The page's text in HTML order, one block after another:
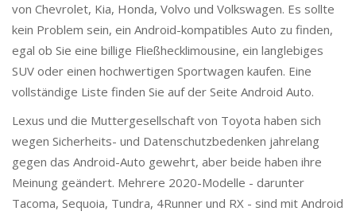
von Chevrolet, Kia, Honda, Volvo und Volkswagen. Es sollte
kein Problem sein, ein Android-kompatibles Auto zu finden,
egal ob Sie eine billige Fließhecklimousine, ein langlebiges
SUV oder einen hochwertigen Sportwagen kaufen. Eine
vollständige Liste finden Sie auf der Seite Android Auto.
Lexus und die Muttergesellschaft von Toyota haben sich
wegen Sicherheits- und Datenschutzbedenken jahrelang
gegen das Android-Auto gewehrt, aber beide haben ihre
Meinung geändert. Mehrere 2020-Modelle - darunter
Tacoma, Sequoia, Tundra, 4Runner und RX - sind mit Android